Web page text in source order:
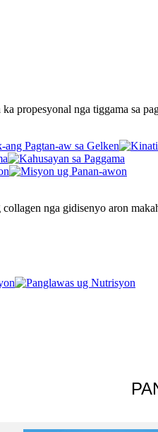
propesyonal nga tiggama sa
Pagtan-aw sa Gelken
nga gidisenyo aron